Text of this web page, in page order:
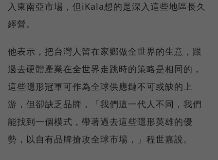
入東南亞市場，但iKala想的是深入這些地區長久
經營。
他表示，把台灣人留在家鄉做全世界的生意，跟
過去硬體產業在全世界走跳時的策略是相同的，
這些隱形冠軍可作為全球供應鏈不可或缺的上
游，但卻缺乏品牌，「我們這一代人不同，我們
能找到一個模式，帶著過去這些隱形英雄的優
勢，以自有品牌搶攻全球市場，」程世嘉說。